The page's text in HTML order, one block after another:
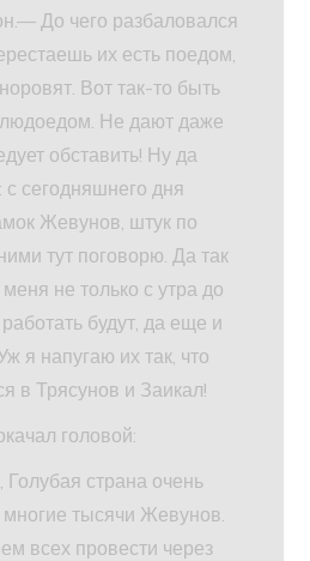
До чего разбаловался
их есть поедом,
Вот так-то быть
Не дают даже
обставить! Ну да
сегодняшнего дня
Жевунов, штук по
тут поговорю. Да так
не только с утра до
будут, да еще и
я напугаю их так, что
в Трясунов и Заикал!
головой:
страна очень
тысячи Жевунов.
всех провести через